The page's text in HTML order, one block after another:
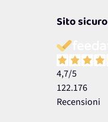
Sito sicuro
4,7/5
122.176
Recensioni